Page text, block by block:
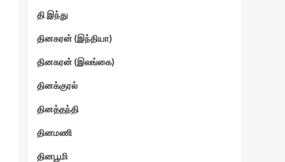
தி இந்து
தினகரன் (இந்தியா)
தினகரன் (இலங்கை)
தினக்குரல்
தினத்தந்தி
தினமணி
தினபூமி